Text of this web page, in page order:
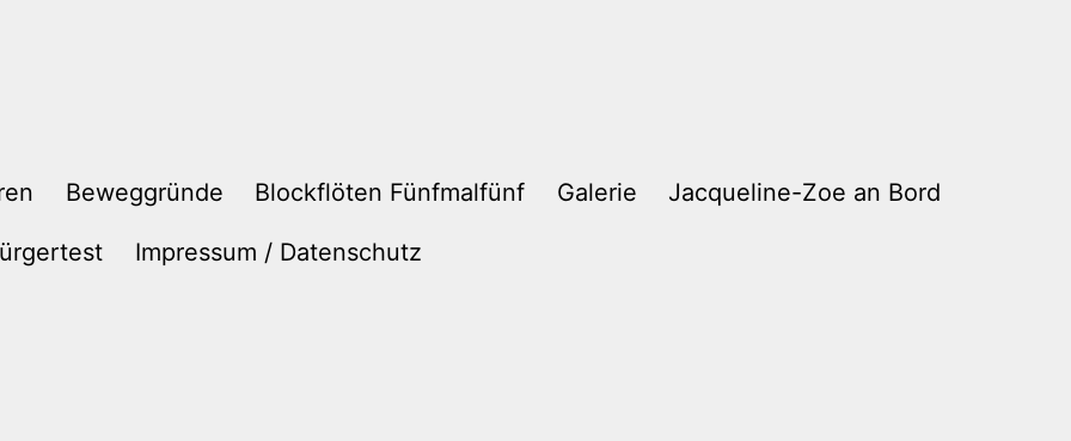
Beweggründe Blockflöten Fünfmalfünf Galerie Jacqueline-Zoe an Bord
Impressum / Datenschutz